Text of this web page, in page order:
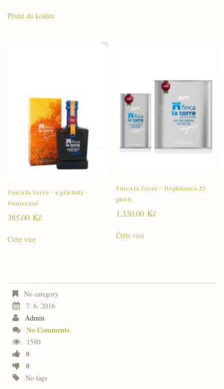
Přidat do košíku
Finca la Torre – s příchutí –
Pomeranč
385.00 Kč
Čtěte více
Finca la Torre – Hojiblanca 2 l
plech
1,330.00Kč
Čtěte více
No category
7. 6. 2016
Admin
No Comments
1590
0
0
No tags